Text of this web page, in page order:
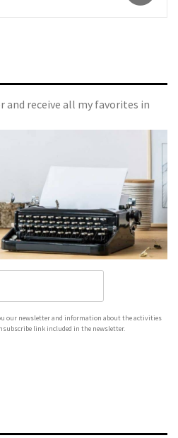
and receive all my favorites in
our newsletter and information about the activities
link included in the newsletter.